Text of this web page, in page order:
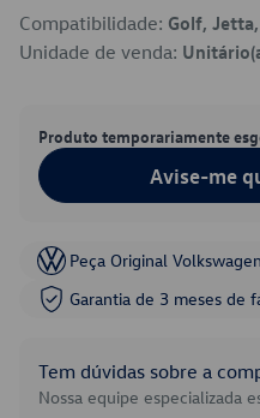
Compatibilidade: Golf,
Unidade de venda:
Produto temporariamente
Avise-me
Peça Original Volkswagen
Garantia de 3 meses de
Tem dúvidas sobre a
Nossa equipe especializada